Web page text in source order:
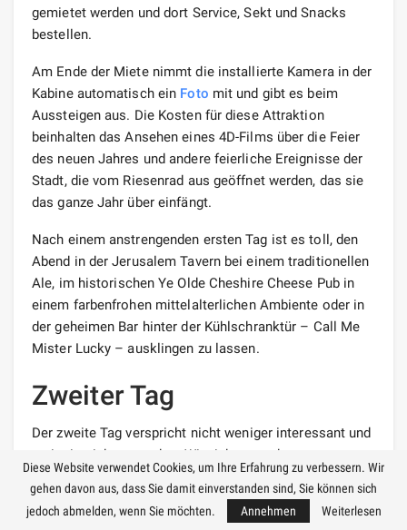
gemietet werden und dort Service, Sekt und Snacks
bestellen.
Am Ende der Miete nimmt die installierte Kamera in der
Kabine automatisch ein Foto mit und gibt es beim
Aussteigen aus. Die Kosten für diese Attraktion
beinhalten das Ansehen eines 4D-Films über die Feier
des neuen Jahres und andere feierliche Ereignisse der
Stadt, die vom Riesenrad aus geöffnet werden, das sie
das ganze Jahr über einfängt.
Nach einem anstrengenden ersten Tag ist es toll, den
Abend in der Jerusalem Tavern bei einem traditionellen
Ale, im historischen Ye Olde Cheshire Cheese Pub in
einem farbenfrohen mittelalterlichen Ambiente oder in
der geheimen Bar hinter der Kühlschranktür – Call Me
Mister Lucky – ausklingen zu lassen.
Zweiter Tag
Der zweite Tag verspricht nicht weniger interessant und
ereignisreich zu werden. Wir ziehen uns bequem an,
frühstücken ausgiebig und vergessen nicht, das Telefon
aufzuladen, um eine Million schönerer und
unvergesslicherFotoszu machen.
Diese Website verwendet Cookies, um Ihre Erfahrung zu verbessern. Wir
gehen davon aus, dass Sie damit einverstanden sind, Sie können sich
jedoch abmelden, wenn Sie möchten.
Annehmen Weiterlesen